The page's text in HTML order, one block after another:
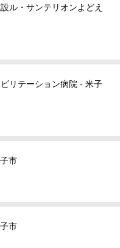
ル・サンテリオンよどえ
リテーション病院 - 米子
市
市